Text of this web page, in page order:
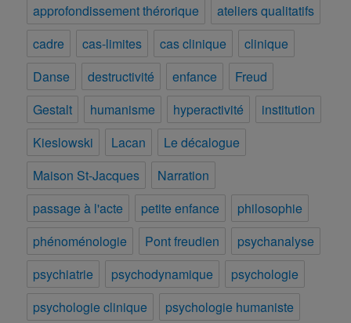
approfondissement thérorique
ateliers qualitatifs
cadre
cas-limites cas clinique
clinique
Danse
destructivité enfance
Freud
Gestalt
humanisme hyperactivité
institution
Kieslowski
Lacan
Le décalogue
Maison St-Jacques
Narration
passage à l'acte
petite enfance
philosophie
phénoménologie
Pont freudien
psychanalyse
psychiatrie
psychodynamique
psychologie
psychologie clinique
psychologie humaniste